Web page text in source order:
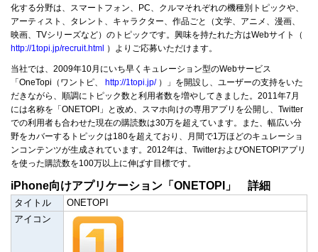
化する分野は、スマートフォン、PC、クルマそれぞれの機種別トピックや、
アーティスト、タレント、キャラクター、作品ごと（文学、アニメ、漫画、
映画、TVシリーズなど）のトピックです。興味を持たれた方はWebサイト（
http://1topi.jp/recruit.html ）よりご応募いただけます。
当社では、2009年10月にいち早くキュレーション型のWebサービス
「OneTopi（ワントピ、 http://1topi.jp/）」を開設し、ユーザーの支持をいた
だきながら、順調にトピック数と利用者数を増やしてきました。2011年7月
には名称を「ONETOPI」と改め、スマホ向けの専用アプリを公開し、Twitter
での利用者も合わせた現在の購読数は30万を超えています。また、幅広い分
野をカバーするトピックは180を超えており、月間で1万ほどのキュレーショ
ンコンテンツが生成されています。2012年は、TwitterおよびONETOPIアプリ
を使った購読数を100万以上に伸ばす目標です。
iPhone向けアプリケーション「ONETOPI」 詳細
タイトル
ONETOPI
アイコン